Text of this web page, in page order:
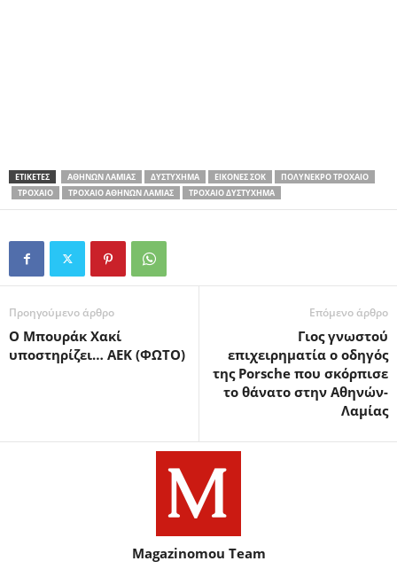
ΕΤΙΚΕΤΕΣ ΑΘΗΝΏΝ ΛΑΜΊΑΣ ΔΥΣΤΎΧΗΜΑ ΕΙΚΌΝΕΣ ΣΟΚ
ΠΟΛΎΝΕΚΡΟ ΤΡΟΧΑΊΟ
ΤΡΟΧΑΊΟ
ΤΡΟΧΑΊΟ ΑΘΗΝΏΝ ΛΑΜΊΑΣ ΤΡΟΧΑΊΟ ΔΥΣΤΎΧΗΜΑ
Προηγούμενο άρθρο
Ο Μπουράκ Χακί
υποστηρίζει… ΑΕΚ (ΦΩΤΟ)
Επόμενο άρθρο
Γιος γνωστού
επιχειρηματία ο οδηγός
της Porsche που σκόρπισε
το θάνατο στην Αθηνών-
Λαμίας
Magazinomou Team